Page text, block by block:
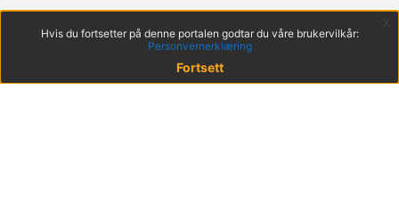
Hvis du fortsetter på denne portalen godtar du våre brukervilkår:
Personvernerklæring
Fortsett
x